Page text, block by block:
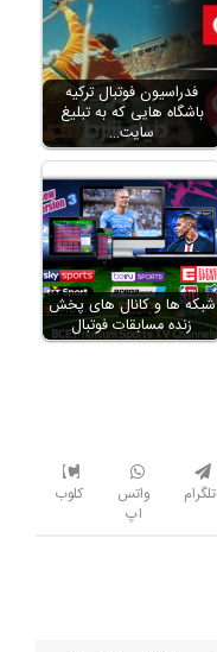
فدراسیون فوتبال ترکیه
باشگاه هایی که به تبلیغ
سایت…
شبکه ها و کانال های پخش
زنده مسابقات فوتبال
تلگرام
واتس
اپ
کلوب